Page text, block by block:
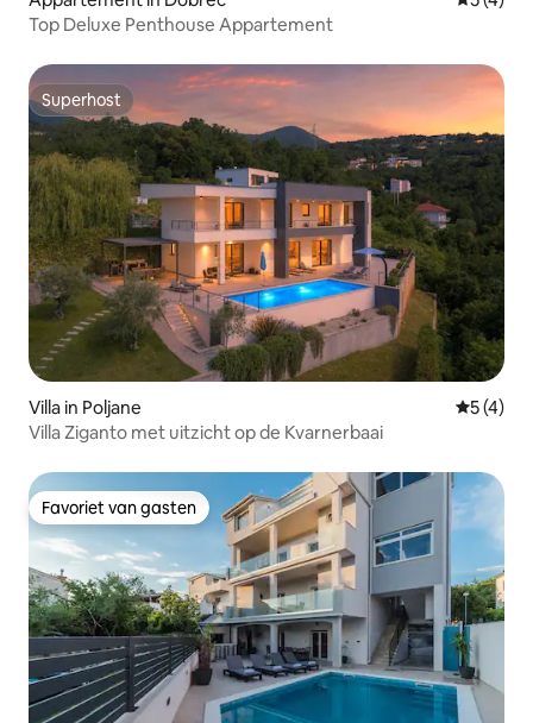
Top Deluxe Penthouse Appartement
Superhost
Superhost
Villa in Poljane
5 (4)
Villa Ziganto met uitzicht op de Kvarnerbaai
Favoriet van gasten
Favoriet van gasten